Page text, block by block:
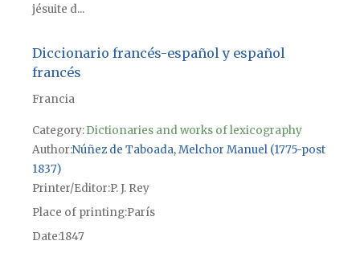
jésuite d...
Diccionario francés-español y español
francés
Francia
Category:Dictionaries and works of lexicography
Author Núñez de Taboada, Melchor Manuel (1775-post
1837)
Printer/Editor P. J. Rey
Place of printingParís
Date1847